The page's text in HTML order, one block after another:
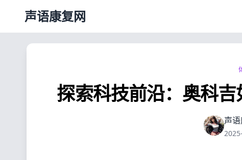
声语康复网
探索科技前沿：奥科
声